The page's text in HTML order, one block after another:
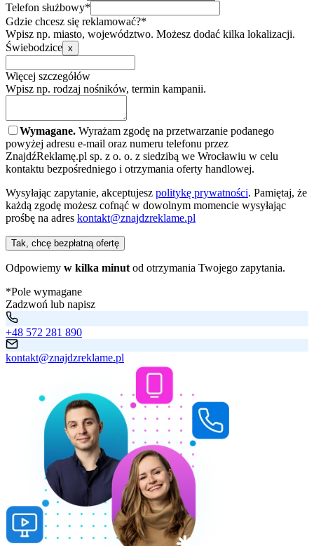
Telefon służbowy*
Gdzie chcesz się reklamować?*
Wpisz np. miasto, województwo. Możesz dodać kilka lokalizacji.
Świebodzice x
Więcej szczegółów
Wpisz np. rodzaj nośników, termin kampanii.
Wymagane. Wyrażam zgodę na przetwarzanie podanego
powyżej adresu e-mail oraz numeru telefonu przez
ZnajdźReklamę.pl sp. z o. o. z siedzibą we Wrocławiu w celu
kontaktu bezpośredniego i otrzymania oferty handlowej.
Wysyłając zapytanie, akceptujesz politykę prywatności. Pamiętaj, że
każdą zgodę możesz cofnąć w dowolnym momencie wysyłając
prośbę na adres kontakt@znajdzreklame.pl
Tak, chcę bezpłatną ofertę
Odpowiemy w kilka minut od otrzymania Twojego zapytania.
*Pole wymagane
Zadzwoń lub napisz
+48 572 281 890
kontakt@znajdzreklame.pl